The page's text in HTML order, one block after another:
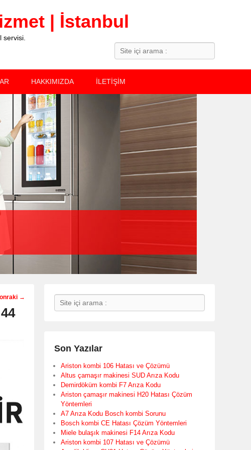
| İstanbul
servisi.
Search
HAKKIMIZDA İLETİŞİM
→ Search
Son Yazılar
Ariston kombi 106 Hatası ve Çözümü
Altus çamaşır makinesi SUD Arıza Kodu
Demirdöküm kombi F7 Arıza Kodu
Ariston çamaşır makinesi H20 Hatası Çözüm
Yöntemleri
A7 Arıza Kodu Bosch kombi Sorunu
Bosch kombi CE Hatası Çözüm Yöntemleri
Miele bulaşık makinesi F14 Arıza Kodu
Ariston kombi 107 Hatası ve Çözümü